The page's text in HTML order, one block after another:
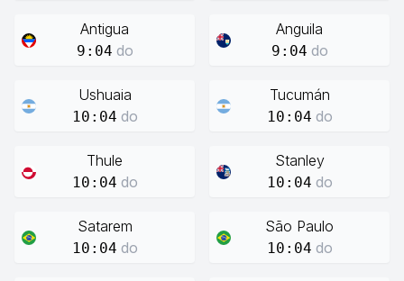
Antigua
9:04 do
Anguila
9:04 do
Ushuaia
10:04 do
Tucumán
10:04 do
Thule
10:04 do
Stanley
10:04 do
Satarem
10:04 do
São Paulo
10:04 do